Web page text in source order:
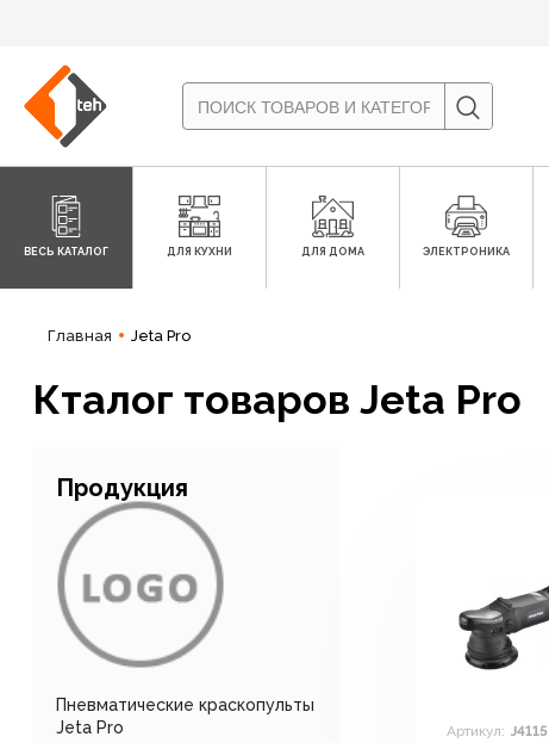
ВЕСЬ КАТАЛОГ ДЛЯ КУХНИ ДЛЯ ДОМА ЭЛЕКТРОНИКА
Главная Jeta Pro
Кталог товаров Jeta Pro
Продукция
Пневматические краскопульты
Jeta Pro
Артикул: J4115